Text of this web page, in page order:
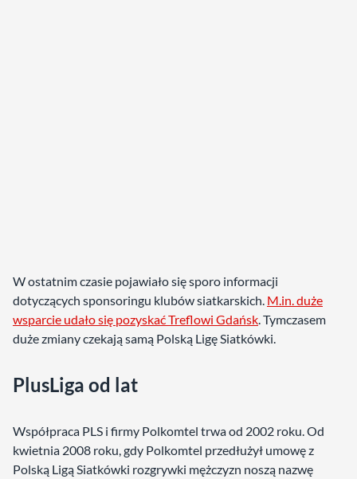
W ostatnim czasie pojawiało się sporo informacji
dotyczących sponsoringu klubów siatkarskich. M.in. duże
wsparcie udało się pozyskać Treflowi Gdańsk. Tymczasem
duże zmiany czekają samą Polską Ligę Siatkówki.
PlusLiga od lat
Współpraca PLS i firmy Polkomtel trwa od 2002 roku. Od
kwietnia 2008 roku, gdy Polkomtel przedłużył umowę z
Polską Ligą Siatkówki rozgrywki mężczyzn noszą nazwę